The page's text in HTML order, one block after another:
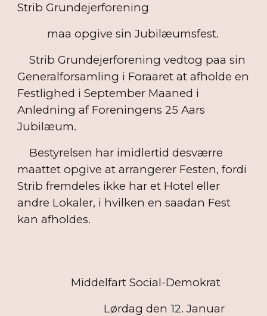
Strib Grundejerforening
maa opgive sin Jubilæumsfest.
Strib Grundejerforening vedtog paa sin
Generalforsamling i Foraaret at afholde en
Festlighed i September Maaned i
Anledning af Foreningens 25 Aars
Jubilæum.
Bestyrelsen har imidlertid desværre
maattet opgive at arrangerer Festen, fordi
Strib fremdeles ikke har et Hotel eller
andre Lokaler, i hvilken en saadan Fest
kan afholdes.
Middelfart Social-Demokrat
Lørdag den 12. Januar